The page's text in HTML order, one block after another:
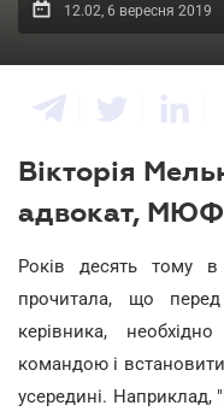
12.02, 6 вересня 2019
Вікторія
адвокат, МЮФ
Років десять тому
прочитала, що
керівника,
командою і встановити
усередині.